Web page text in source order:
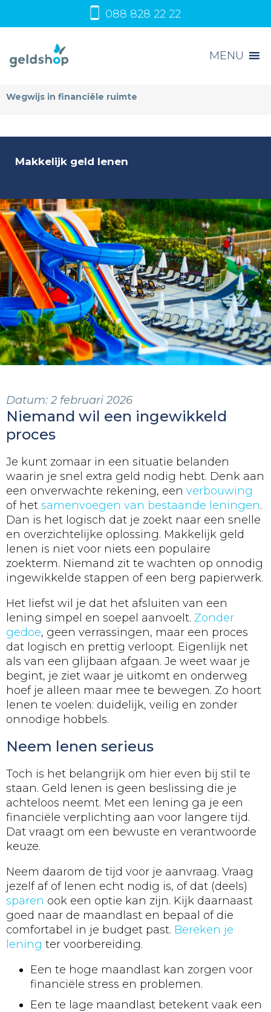
088 828 22 22
MENU
Wegwijs in financiële ruimte
Makkelijk geld lenen
Datum: 2 februari 2026
Niemand wil een ingewikkeld
proces
Je kunt zomaar in een situatie belanden
waarin je snel extra geld nodig hebt. Denk aan
een onverwachte rekening, een verbouwing
of het samenvoegen van bestaande leningen.
Dan is het logisch dat je zoekt naar een snelle
en overzichtelijke oplossing. Makkelijk geld
lenen is niet voor niets een populaire
zoekterm. Niemand zit te wachten op onnodig
ingewikkelde stappen of een berg papierwerk.
Het liefst wil je dat het afsluiten van een
lening simpel en soepel aanvoelt. Zonder
gedoe, geen verrassingen, maar een proces
dat logisch en prettig verloopt. Eigenlijk net
als van een glijbaan afgaan. Je weet waar je
begint, je ziet waar je uitkomt en onderweg
hoef je alleen maar mee te bewegen. Zo hoort
lenen te voelen: duidelijk, veilig en zonder
onnodige hobbels.
Neem lenen serieus
Toch is het belangrijk om hier even bij stil te
staan. Geld lenen is geen beslissing die je
achteloos neemt. Met een lening ga je een
financiële verplichting aan voor langere tijd.
Dat vraagt om een bewuste en verantwoorde
keuze.
Neem daarom de tijd voor je aanvraag. Vraag
jezelf af of lenen echt nodig is, of dat (deels)
sparen ook een optie kan zijn. Kijk daarnaast
goed naar de maandlast en bepaal of die
comfortabel in je budget past. Bereken je
lening ter voorbereiding.
Een te hoge maandlast kan zorgen voor
financiële stress en problemen.
Een te lage maandlast betekent vaak een